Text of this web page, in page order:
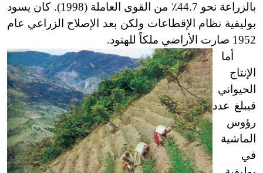
بالزراعة نحو 44.7
٪
من القوى العاملة (1998). كان يسود
بوليفية نظام الإقطاعات ولكن بعد الإصلاح الزراعي عام
1952 صارت الأراضي ملكاً للهنود.
أما
الإنتاج
الحيواني
فيبلغ عدد
رؤوس
الماشية
في